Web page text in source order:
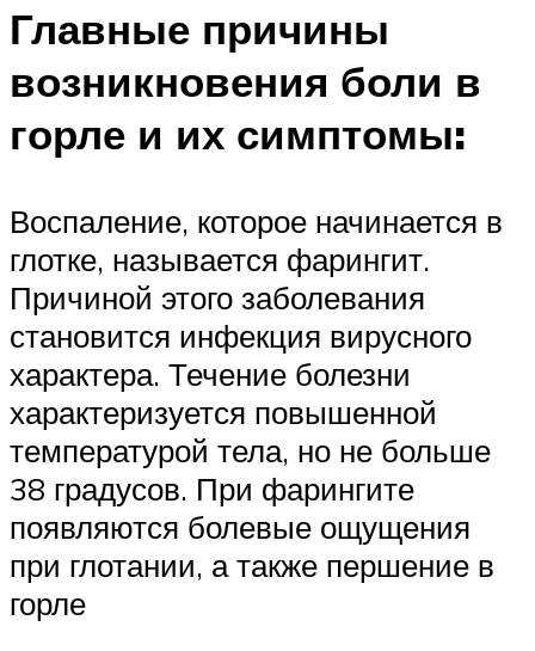
Главные причины
возникновения боли в
горле и их симптомы:
Воспаление, которое начинается в
глотке, называется фарингит.
Причиной этого заболевания
становится инфекция вирусного
характера. Течение болезни
характеризуется повышенной
температурой тела, но не больше
38 градусов. При фарингите
появляются болевые ощущения
при глотании, а также першение в
горле